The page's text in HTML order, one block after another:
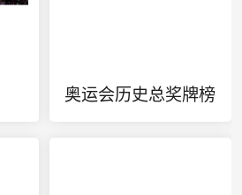
奥运会历史总奖牌榜